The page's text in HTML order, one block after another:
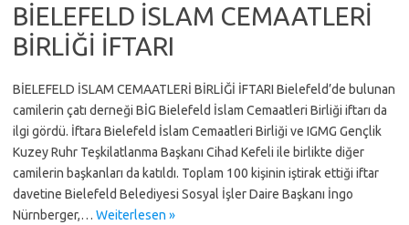
BİELEFELD İSLAM CEMAATLERİ
BİRLİĞİ İFTARI
BİELEFELD İSLAM CEMAATLERİ BİRLİĞİ İFTARI Bielefeld’de bulunan
camilerin çatı derneği BİG Bielefeld İslam Cemaatleri Birliği iftarı da
ilgi gördü. İftara Bielefeld İslam Cemaatleri Birliği ve IGMG Gençlik
Kuzey Ruhr Teşkilatlanma Başkanı Cihad Kefeli ile birlikte diğer
camilerin başkanları da katıldı. Toplam 100 kişinin iştirak ettiği iftar
davetine Bielefeld Belediyesi Sosyal İşler Daire Başkanı İngo
Nürnberger,… Weiterlesen »